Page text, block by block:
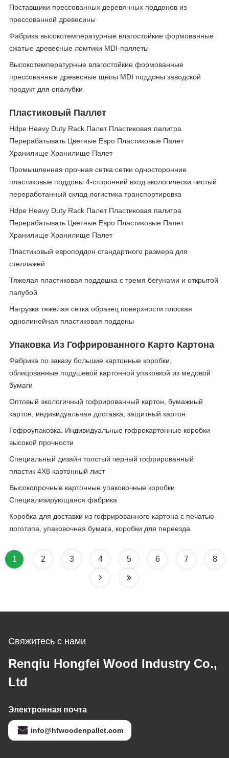
Поставщики прессованных деревянных поддонов из
прессованной древесины
Фабрика высокотемпературные влагостойкие формованные
сжатые древесные ломтики MDI-паллеты
Высокотемпературные влагостойкие формованные
прессованные древесные щепы MDI поддоны заводской
продукт для опалубки
Пластиковый Паллет
Hdpe Heavy Duty Rack Палет Пластиковая палитра
Перерабатывать Цветные Евро Пластиковые Палет
Хранилище Хранилище Палет
Промышленная прочная сетка сетки односторонние
пластиковые поддоны 4-сторонний вход экологически чистый
переработанный склад логистика транспортировка
Hdpe Heavy Duty Rack Палет Пластиковая палитра
Перерабатывать Цветные Евро Пластиковые Палет
Хранилище Хранилище Палет
Пластиковый европоддон стандартного размера для
стеллажей
Тяжелая пластиковая поддошка с тремя бегунами и открытой
палубой
Нагрузка тяжелая сетка образец поверхности плоская
однолинейная пластиковая поддоны
Упаковка Из Гофрированного Карто Картона
Фабрика по заказу большие картонные коробки,
облицованные подушевой картонной упаковкой из медовой
бумаги
Оптовый экологичный гофрированный картон, бумажный
картон, индивидуальная доставка, защитный картон
Гофроупаковка. Индивидуальные гофрокартонные коробки
высокой прочности
Специальный дизайн толстый черный гофрированный
пластик 4X8 картонный лист
Высокопрочные картонные упаковочные коробки
Специализирующаяся фабрика
Коробка для доставки из гофрированного картона с печатью
логотипа, упаковочная бумага, коробки для переезда
1 2 3 4 5 6 7 8
Свяжитесь с нами
Renqiu Hongfei Wood Industry Co.,
Ltd
Электронная почта
info@hfwoodenpallet.com